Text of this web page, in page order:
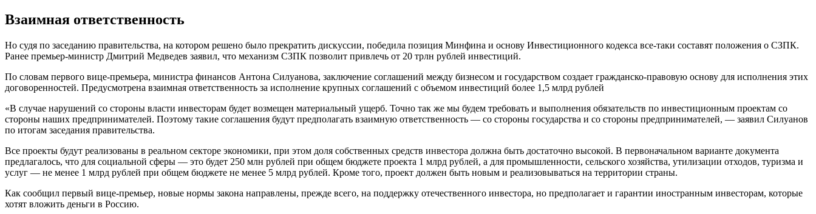
Взаимная ответственность
Но судя по заседанию правительства, на котором решено было прекратить дискуссии, победила позиция Минфина и основу Инвестиционного кодекса все-таки составят положения о СЗПК.
Ранее премьер-министр Дмитрий Медведев заявил, что механизм СЗПК позволит привлечь от 20 трлн рублей инвестиций.
По словам первого вице-премьера, министра финансов Антона Силуанова, заключение соглашений между бизнесом и государством создает гражданско-правовую основу для исполнения этих
договоренностей. Предусмотрена взаимная ответственность за исполнение крупных соглашений с объемом инвестиций более 1,5 млрд рублей
«В случае нарушений со стороны власти инвесторам будет возмещен материальный ущерб. Точно так же мы будем требовать и выполнения обязательств по инвестиционным проектам со
стороны наших предпринимателей. Поэтому такие соглашения будут предполагать взаимную ответственность — со стороны государства и со стороны предпринимателей, — заявил Силуанов
по итогам заседания правительства.
Все проекты будут реализованы в реальном секторе экономики, при этом доля собственных средств инвестора должна быть достаточно высокой. В первоначальном варианте документа
предлагалось, что для социальной сферы — это будет 250 млн рублей при общем бюджете проекта 1 млрд рублей, а для промышленности, сельского хозяйства, утилизации отходов, туризма и
услуг — не менее 1 млрд рублей при общем бюджете не менее 5 млрд рублей. Кроме того, проект должен быть новым и реализовываться на территории страны.
Как сообщил первый вице-премьер, новые нормы закона направлены, прежде всего, на поддержку отечественного инвестора, но предполагает и гарантии иностранным инвесторам, которые
хотят вложить деньги в Россию.